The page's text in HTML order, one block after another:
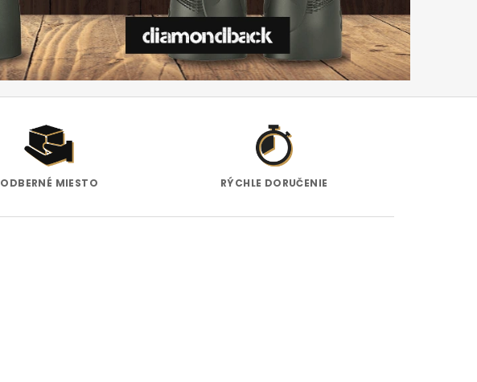
ODBERNÉ MIESTO RÝCHLE DORUČENIE